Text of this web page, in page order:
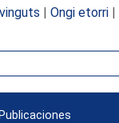
| Ongi etorri|